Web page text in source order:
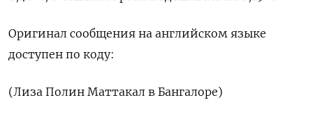
Оригинал сообщения на английском языке
доступен по коду:
(Лиза Полин Маттакал в Бангалоре)